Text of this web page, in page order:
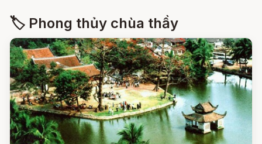
🏷 Phong thủy chùa thầy